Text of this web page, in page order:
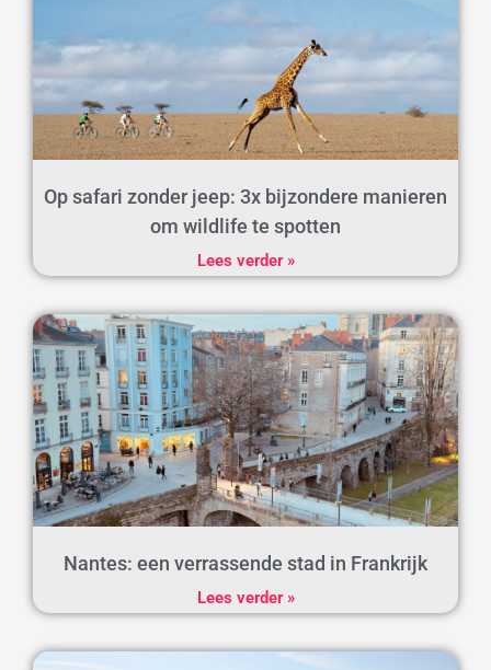
Op safari zonder jeep: 3x bijzondere manieren
om wildlife te spotten
Lees verder »
Nantes: een verrassende stad in Frankrijk
Lees verder »